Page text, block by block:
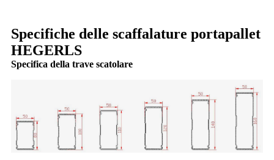
Specifiche delle scaffalature portapallet
HEGERLS
Specifica della trave scatolare